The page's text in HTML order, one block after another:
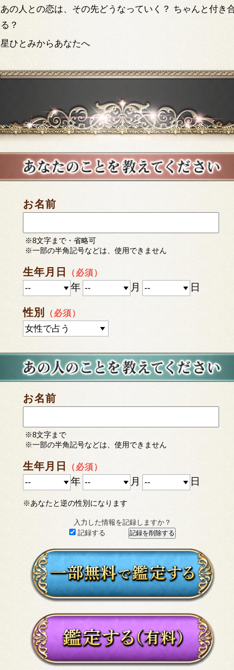
あの人との恋は、その先どうなっていく？ ちゃんと付き
る？
星ひとみからあなたへ
お名前
※8文字まで・省略可
※一部の半角記号などは、使用できません
生年月日 （必須）
年 月 日
性別 （必須）
お名前
※8文字まで
※一部の半角記号などは、使用できません
生年月日 （必須）
年 月 日
※あなたと逆の性別になります
入力した情報を記録しますか？
記録する